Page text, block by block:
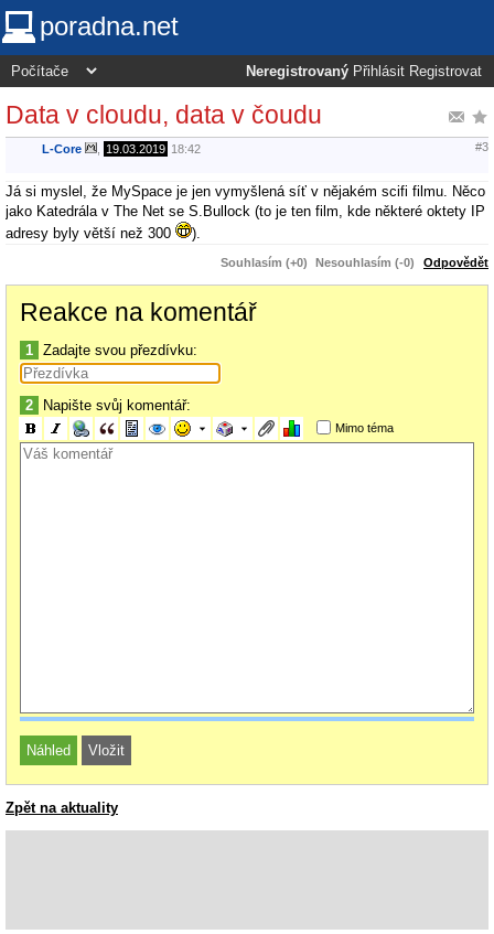
poradna.net
Neregistrovaný Přihlásit Registrovat
Data v cloudu, data v čoudu
L-Core 19.03.2019 18:42 #3
Já si myslel, že MySpace je jen vymyšlená síť v nějakém scifi filmu. Něco
jako Katedrála v The Net se S.Bullock (to je ten film, kde některé oktety IP
adresy byly větší než 300
).
Souhlasím (+0) Nesouhlasím (-0) Odpovědět
Reakce na komentář
1 Zadajte svou přezdívku:
2 Napište svůj komentář:
Mimo téma
Zpět na aktuality